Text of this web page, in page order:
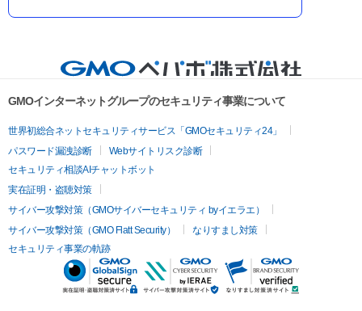
GMOインターネットグループのセキュリティ事業について
世界初総合ネットセキュリティサービス「GMOセキュリティ24」
パスワード漏洩診断
Webサイトリスク診断
セキュリティ相談AIチャットボット
実在証明・盗聴対策
サイバー攻撃対策（GMOサイバーセキュリティ byイエラエ）
サイバー攻撃対策（GMO Flatt Security）
なりすまし対策
セキュリティ事業の軌跡